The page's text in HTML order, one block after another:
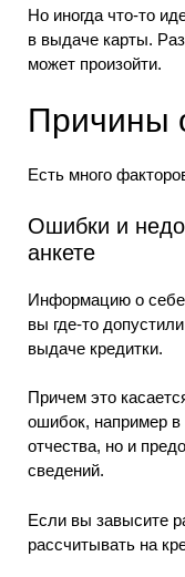
Но иногда что-то
в выдаче карты.
может произойти.
Причины
Есть много
Ошибки и
анкете
Информацию о себе
вы где-то
выдаче кредитки.
Причем это
ошибок, например
отчества, но и
сведений.
Если вы завысите
рассчитывать на